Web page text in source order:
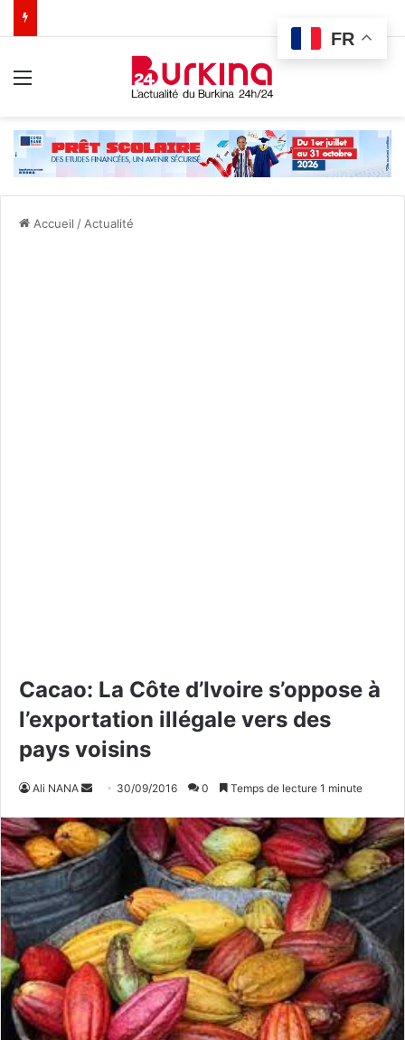
Accueil / Actualité
Cacao: La Côte d’Ivoire s’oppose à
l’exportation illégale vers des
pays voisins
Ali NANA
v
o
y
e
r
u
n
c
o
u
30/09/2016 0 Temps de lecture 1 minute
FR